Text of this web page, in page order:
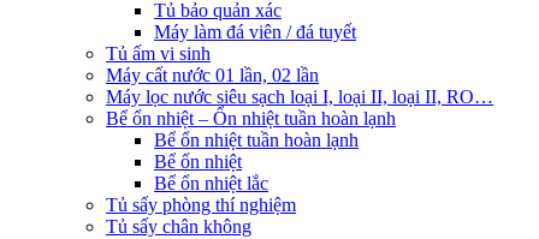
Tủ bảo quản xác
Máy làm đá viên / đá tuyết
Tủ ấm vi sinh
Máy cất nước 01 lần, 02 lần
Máy lọc nước siêu sạch loại I, loại II, loại II, RO…
Bể ổn nhiệt – Ổn nhiệt tuần hoàn lạnh
Bể ổn nhiệt tuần hoàn lạnh
Bể ổn nhiệt
Bể ổn nhiệt lắc
Tủ sấy phòng thí nghiệm
Tủ sấy chân không